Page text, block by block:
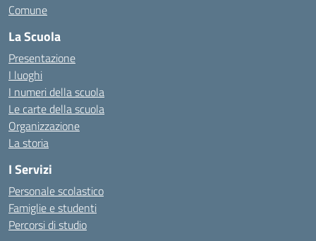
Comune
La Scuola
Presentazione
I luoghi
I numeri della scuola
Le carte della scuola
Organizzazione
La storia
I Servizi
Personale scolastico
Famiglie e studenti
Percorsi di studio